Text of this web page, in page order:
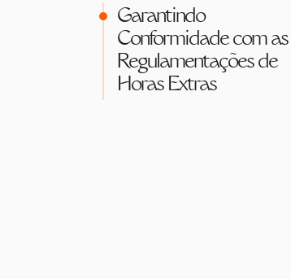
Garantindo
Conformidade com as
Regulamentações de
Horas Extras